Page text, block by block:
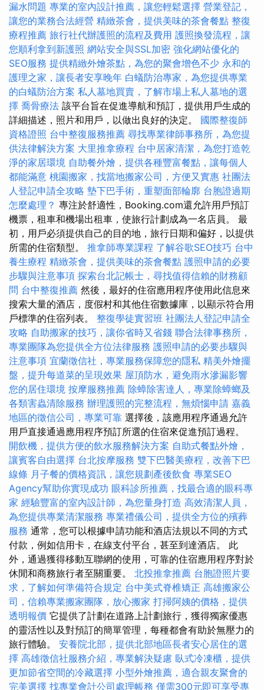
漏水問題 專業的室內設計推薦，讓您輕鬆選擇 營業登記，
讓您的業務合法經營 精緻茶會，提供美味的茶會餐點 整復
療程推薦 旅行社代辦護照的流程及費用 護照換發流程，讓
您順利拿到新護照 網站安全與SSL加密 強化網站優化的
SEO服務 提供精緻外燴茶點，為您的聚會增色不少 永和的
護理之家，讓長者安享晚年 白蟻防治專家，為您提供專業
的白蟻防治方案 私人墓地買賣，了解市場上私人墓地的選
擇 喬骨療法 該平台旨在促進導航和預訂，提供用戶生成的
詳細描述，照片和用戶，以做出良好的決定。 國際整復師
資格證照 台中整復服務推薦 尋找專業律師事務所，為您提
供法律解決方案 大里推拿療程 台中居家清潔，為您打造乾
淨的家居環境 自助餐外燴，提供各種豐富餐點，讓每個人
都能滿意 桃園搬家，找當地搬家公司，方便又實惠 社團法
人登記申請全攻略 墊下巴手術，重塑面部輪廓 台胞證過期
怎麼處理？ 專注於舒適性，Booking.com還允許用戶預訂
機票，租車和機場出租車，使旅行計劃成為一名店員。 最
初，用戶必須提供自己的目的地，旅行日期和偏好，以提供
所需的住宿類型。 推拿師專業課程 了解谷歌SEO技巧 台中
養生療程 精緻茶會，提供美味的茶會餐點 護照申請的必要
步驟與注意事項 探索台北記帳士，尋找值得信賴的財務顧
問 台中整復推薦 然後，最好的住宿應用程序使用此信息來
搜索大量的酒店，度假村和其他住宿數據庫，以顯示符合用
戶標準的住宿列表。 整復學徒實習班 社團法人登記申請全
攻略 自助搬家的技巧，讓你省時又省錢 聯合法律事務所，
專業團隊為您提供全方位法律服務 護照申請的必要步驟與
注意事項 宜蘭徵信社，專業服務保障您的隱私 精美外燴擺
盤，提升每道菜的呈現效果 屋頂防水，避免雨水滲漏影響
您的居住環境 按摩服務推薦 除蟑除害達人，專業除蟑螂及
各類害蟲清除服務 辦理護照的完整流程，無煩惱申請 嘉義
地區的徵信公司，專業可靠 選擇後，該應用程序通過允許
用戶直接通過應用程序預訂所選的住宿來促進預訂過程。
開飲機，提供方便的飲水服務解決方案 自助式餐點外燴，
讓賓客自由選擇 台北按摩服務 雙下巴醫美療程，改善下巴
線條 月子餐的價格資訊，讓您規劃產後飲食 專業SEO
Agency幫助你實現成功 眼科診所推薦，找最合適的眼科專
家 經驗豐富的室內設計師，為您量身打造 高效清潔人員，
為您提供專業清潔服務 專業禮儀公司，提供全方位的殯葬
服務 通常，您可以根據申請功能和酒店法規以不同的方式
付款，例如信用卡，在線支付平台，甚至到達酒店。 此
外，通過獲得移動互聯網的使用，可靠的住宿應用程序對於
休閒和商務旅行者至關重要。 北投推拿推薦 台胞證照片要
求，了解如何準備符合規定 台中美式脊椎矯正 高雄搬家公
司，信賴專業搬家團隊，放心搬家 打掃阿姨的價格，提供
透明報價 它提供了計劃在道路上計劃旅行，獲得獨家優惠
的靈活性以及對預訂的簡單管理，每種都會有助於無壓力的
旅行體驗。 安養院北部，提供北部地區長者安心居住的選
擇 高雄徵信社服務介紹，專業解決疑慮 臥式冷凍櫃，提供
更加節省空間的冷藏選擇 小型外燴推薦，適合親友聚會的
完美選擇 找專業會計公司處理帳務 僅需300元即可享受專